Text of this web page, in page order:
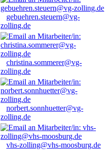
gebuehren.steuern@vg-
zolling.de
christina.sommerer@vg-
zolling.de
norbert.sonnhuetter@vg-
zolling.de
vhs-zolling@vhs-moosburg.de